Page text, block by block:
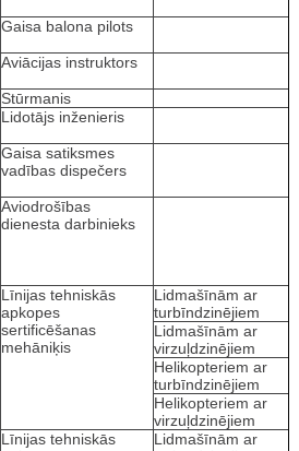
Gaisa balona pilots
Aviācijas instruktors
Stūrmanis
Lidotājs inženieris
Gaisa satiksmes
vadības dispečers
Aviodrošības
dienesta darbinieks
Līnijas tehniskās
apkopes
sertificēšanas
mehāniķis
Lidmašīnām ar
turbīndzinējiem
Lidmašīnām ar
virzuļdzinējiem
Helikopteriem ar
turbīndzinējiem
Helikopteriem ar
virzuļdzinējiem
Līnijas tehniskās
Lidmašīnām ar